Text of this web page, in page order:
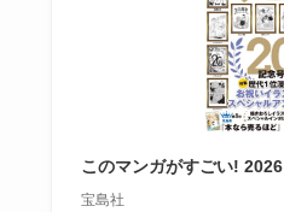
このマンガがすごい! 2026
宝島社